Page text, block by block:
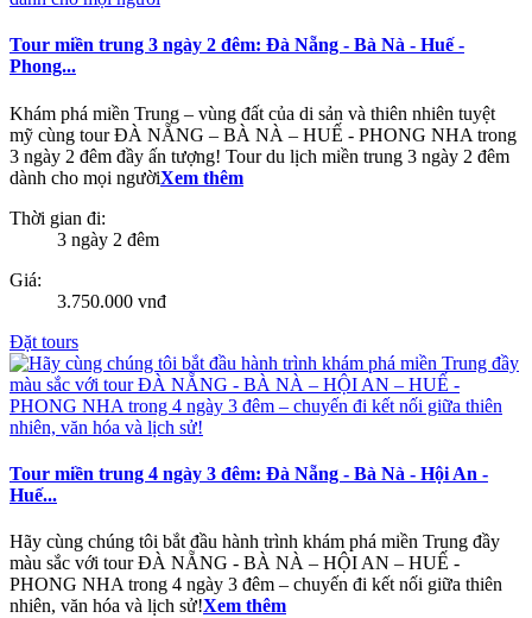
Tour miền trung 3 ngày 2 đêm: Đà Nẵng - Bà Nà - Huế -
Phong...
Khám phá miền Trung – vùng đất của di sản và thiên nhiên tuyệt
mỹ cùng tour ĐÀ NẴNG – BÀ NÀ – HUẾ - PHONG NHA trong
3 ngày 2 đêm đầy ấn tượng! Tour du lịch miền trung 3 ngày 2 đêm
dành cho mọi ngườiXem thêm
Thời gian đi:
3 ngày 2 đêm
Giá:
3.750.000 vnđ
Đặt tours
Tour miền trung 4 ngày 3 đêm: Đà Nẵng - Bà Nà - Hội An -
Huế...
Hãy cùng chúng tôi bắt đầu hành trình khám phá miền Trung đầy
màu sắc với tour ĐÀ NẴNG - BÀ NÀ – HỘI AN – HUẾ -
PHONG NHA trong 4 ngày 3 đêm – chuyến đi kết nối giữa thiên
nhiên, văn hóa và lịch sử!Xem thêm